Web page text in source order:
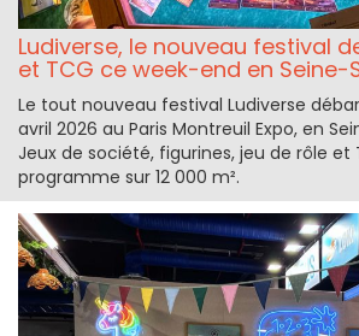
Ludiverse, le nouveau festival
et TCG ce week-end en Seine-
Le tout nouveau festival Ludiverse
avril 2026 au Paris Montreuil Expo, en
Jeux de société, figurines, jeu de rôle et
programme sur 12 000 m².